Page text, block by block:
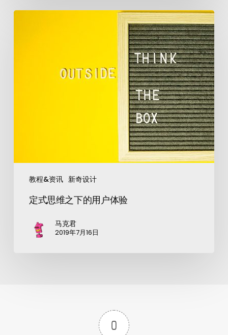
教程&资讯 新奇设计
定式思维之下的用户体验
马克君
2019年7月16日
0